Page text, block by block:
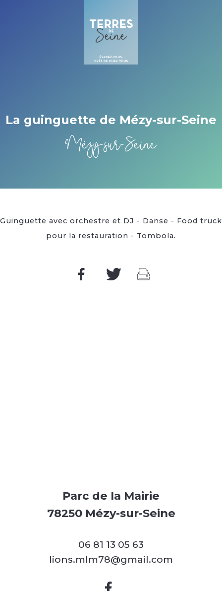
La guinguette de Mézy-sur-Seine
Mézy-sur-Seine
Guinguette avec orchestre et DJ - Danse - Food truck
pour la restauration - Tombola.
Parc de la Mairie
78250 Mézy-sur-Seine
06 81 13 05 63
lions.mlm78@gmail.com